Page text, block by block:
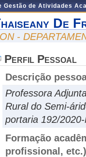
Gestão de Atividades
De
-
Perfil Pessoal
Descrição
Professora
Rural do Semi-
portaria 192/
Formação
profissional, etc.)